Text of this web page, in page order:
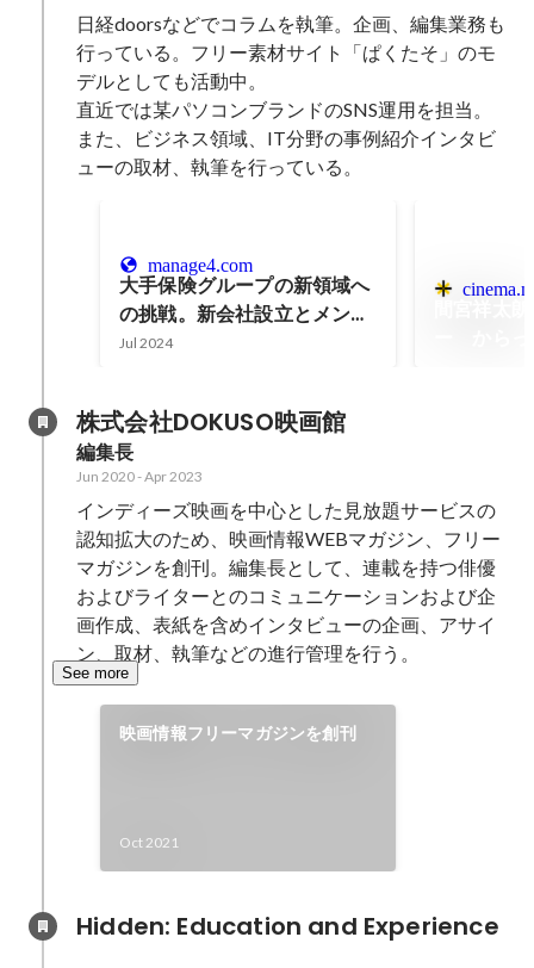
日経doorsなどでコラムを執筆。企画、編集業務も
行っている。フリー素材サイト「ぱくたそ」のモ
デルとしても活動中。
直近では某パソコンブランドのSNS運用を担当。
また、ビジネス領域、IT分野の事例紹介インタビ
ューの取材、執筆を行っている。
manage4.com
大手保険グループの新領域へ
の挑戦。新会社設立とメンバ
ーの成長を両輪で進める「教
Jul 2024
株式会社DOKUSO映画館
編集長
Jun 2020-Apr 2023
インディーズ映画を中心とした見放題サービスの
認知拡大のため、映画情報WEBマガジン、フリー
マガジンを創刊。編集長として、連載を持つ俳優
およびライターとのコミュニケーションおよび企
画作成、表紙を含めインタビューの企画、アサイ
ン、取材、執筆などの進行管理を行う。
See more
映画情報フリーマガジンを創刊
Oct 2021